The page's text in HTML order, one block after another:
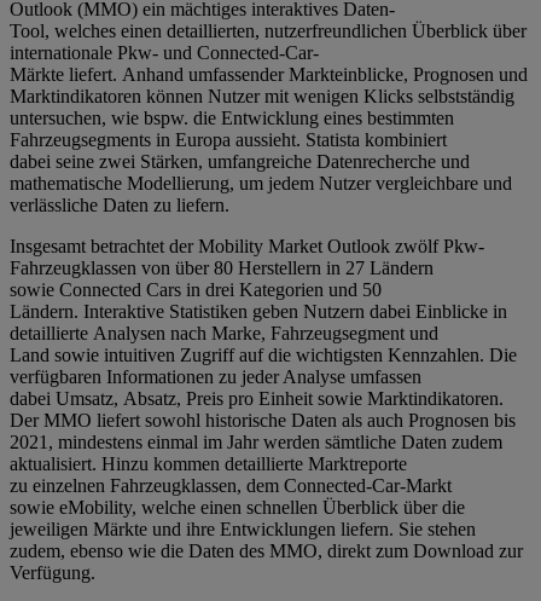
Outlook (MMO) ein mächtiges interaktives Daten-
Tool, welches einen detaillierten, nutzerfreundlichen Überblick über
internationale Pkw- und Connected-Car-
Märkte liefert. Anhand umfassender Markteinblicke, Prognosen und
Marktindikatoren können Nutzer mit wenigen Klicks selbstständig
untersuchen, wie bspw. die Entwicklung eines bestimmten
Fahrzeugsegments in Europa aussieht. Statista kombiniert
dabei seine zwei Stärken, umfangreiche Datenrecherche und
mathematische Modellierung, um jedem Nutzer vergleichbare und
verlässliche Daten zu liefern.
Insgesamt betrachtet der Mobility Market Outlook zwölf Pkw-
Fahrzeugklassen von über 80 Herstellern in 27 Ländern
sowie Connected Cars in drei Kategorien und 50
Ländern. Interaktive Statistiken geben Nutzern dabei Einblicke in
detaillierte Analysen nach Marke, Fahrzeugsegment und
Land sowie intuitiven Zugriff auf die wichtigsten Kennzahlen. Die
verfügbaren Informationen zu jeder Analyse umfassen
dabei Umsatz, Absatz, Preis pro Einheit sowie Marktindikatoren.
Der MMO liefert sowohl historische Daten als auch Prognosen bis
2021, mindestens einmal im Jahr werden sämtliche Daten zudem
aktualisiert. Hinzu kommen detaillierte Marktreporte
zu einzelnen Fahrzeugklassen, dem Connected-Car-Markt
sowie eMobility, welche einen schnellen Überblick über die
jeweiligen Märkte und ihre Entwicklungen liefern. Sie stehen
zudem, ebenso wie die Daten des MMO, direkt zum Download zur
Verfügung.